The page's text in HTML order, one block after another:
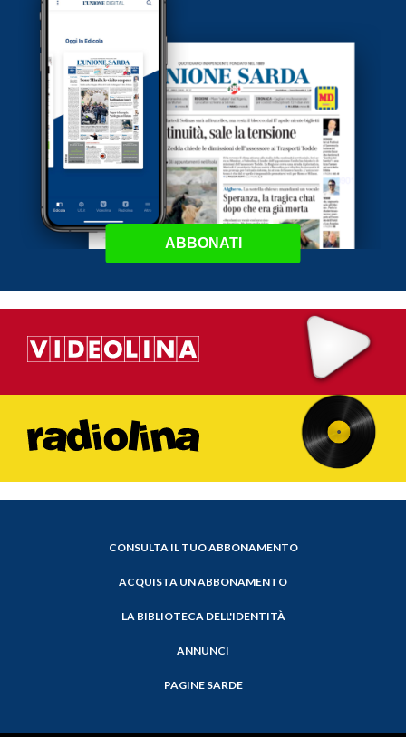
ABBONATI
CONSULTA IL TUO ABBONAMENTO
ACQUISTA UN ABBONAMENTO
LA BIBLIOTECA DELL'IDENTITÀ
ANNUNCI
PAGINE SARDE